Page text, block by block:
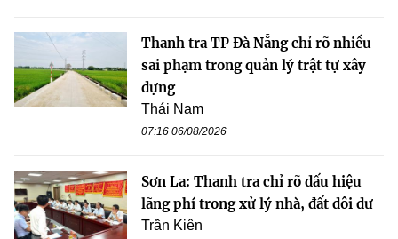
Thanh tra TP Đà Nẵng chỉ rõ nhiều
sai phạm trong quản lý trật tự xây
dựng
Thái Nam
07:16 06/08/2026
Sơn La: Thanh tra chỉ rõ dấu hiệu
lãng phí trong xử lý nhà, đất dôi dư
Trần Kiên